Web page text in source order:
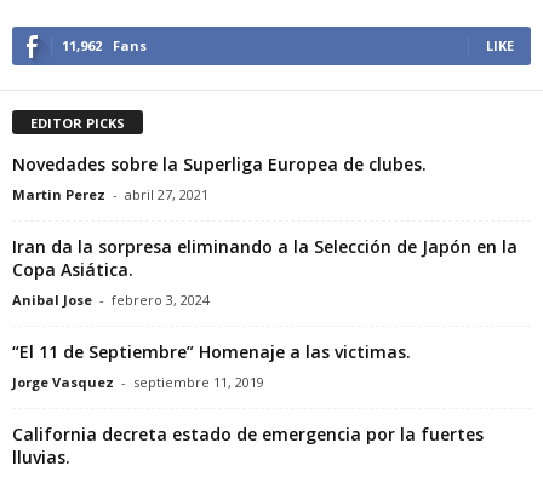
11,962 Fans LIKE
EDITOR PICKS
Novedades sobre la Superliga Europea de clubes.
Martin Perez - abril 27, 2021
Iran da la sorpresa eliminando a la Selección de Japón en la
Copa Asiática.
Anibal Jose - febrero 3, 2024
“El 11 de Septiembre” Homenaje a las victimas.
Jorge Vasquez - septiembre 11, 2019
California decreta estado de emergencia por la fuertes
lluvias.